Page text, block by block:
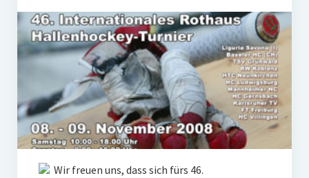
FSJ Stelle
1. Herren
W U12
M U18
M U14
Wir freuen uns, dass sich fürs 46.